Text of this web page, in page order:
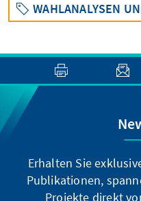
WAHLANALYSEN
Erhalten Sie
Publikationen,
Projekte direkt